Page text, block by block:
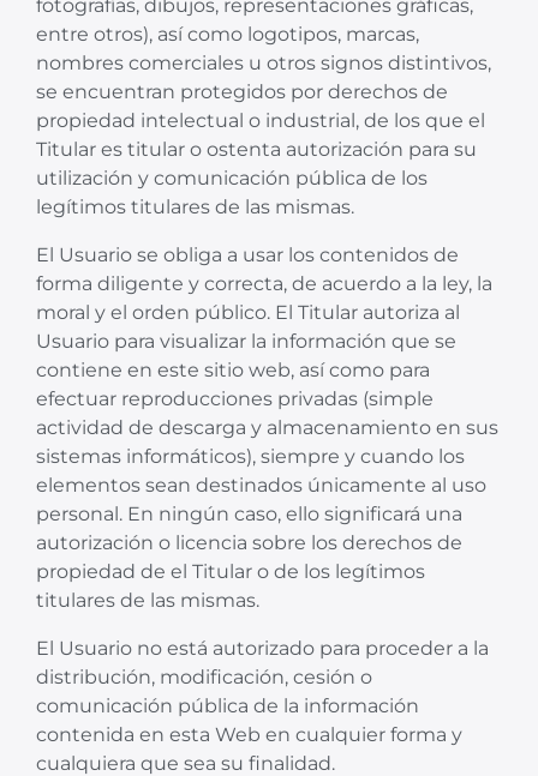
fotografías, dibujos, representaciones gráficas,
entre otros), así como logotipos, marcas,
nombres comerciales u otros signos distintivos,
se encuentran protegidos por derechos de
propiedad intelectual o industrial, de los que el
Titular es titular o ostenta autorización para su
utilización y comunicación pública de los
legítimos titulares de las mismas.
El Usuario se obliga a usar los contenidos de
forma diligente y correcta, de acuerdo a la ley, la
moral y el orden público. El Titular autoriza al
Usuario para visualizar la información que se
contiene en este sitio web, así como para
efectuar reproducciones privadas (simple
actividad de descarga y almacenamiento en sus
sistemas informáticos), siempre y cuando los
elementos sean destinados únicamente al uso
personal. En ningún caso, ello significará una
autorización o licencia sobre los derechos de
propiedad de el Titular o de los legítimos
titulares de las mismas.
El Usuario no está autorizado para proceder a la
distribución, modificación, cesión o
comunicación pública de la información
contenida en esta Web en cualquier forma y
cualquiera que sea su finalidad.